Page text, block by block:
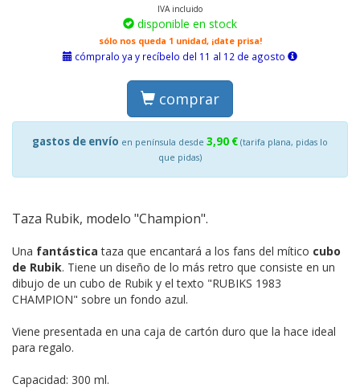
IVA incluido
disponible en stock
sólo nos queda 1 unidad, ¡date prisa!
cómpralo ya y recíbelo del 11 al 12 de agosto
comprar
gastos de envío en península desde 3,90 € (tarifa plana, pidas lo
que pidas)
Taza Rubik, modelo "Champion".
Una fantástica taza que encantará a los fans del mítico cubo
de Rubik. Tiene un diseño de lo más retro que consiste en un
dibujo de un cubo de Rubik y el texto "RUBIKS 1983
CHAMPION" sobre un fondo azul.
Viene presentada en una caja de cartón duro que la hace ideal
para regalo.
Capacidad: 300 ml.